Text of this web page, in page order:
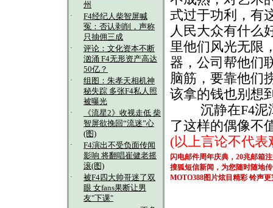
州
·
F4经纪人柴智屏喊
冤：否认剥削，声称
只抽佣三成
·
评论：文化资本不断
汹涌 F4无形资产高达
50亿？
·
组图：朱孝天相机神
秘失踪 多张F4私人照
被曝光
·
《流星2》收视走低 柴
智屏欲挽回“流迷”心
(图)
·
F4演出不受负面传闻
影响 将翻唱崔健老摇
滚(图)
·
被F4四大帅哥迷了双
眼 女fans果断让男
友"下课"
式过于功利，有
人民大众有什么
里他们风光无限
器，公司帮他们
脑筋，要靠他们
该拿的钱也别想
沉静在F4泥潭
了这样的偶像不
(以上言论不代表
闪电邮件周年庆典，20兆邮箱
搜狐短信新闻，为您随时随地
MOTO388图片炫目精彩 铃声更